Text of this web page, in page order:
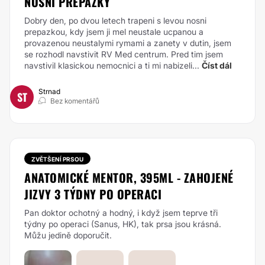
Dobry den, po dvou letech trapeni s levou nosni
prepazkou, kdy jsem ji mel neustale ucpanou a
provazenou neustalymi rymami a zanety v dutin, jsem
se rozhodl navstivit RV Med centrum. Pred tim jsem
navstivil klasickou nemocnici a ti mi nabizeli... Číst dál
ST
Strnad
Bez komentářů
ZVĚTŠENÍ PRSOU
ANATOMICKÉ MENTOR, 395ML - ZAHOJENÉ
JIZVY 3 TÝDNY PO OPERACI
Pan doktor ochotný a hodný, i když jsem teprve tři
týdny po operaci (Sanus, HK), tak prsa jsou krásná.
Můžu jedině doporučit.